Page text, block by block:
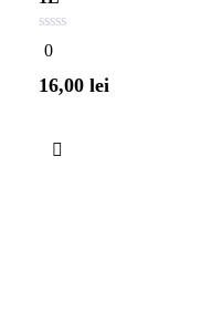
0
din
0
16,00 lei